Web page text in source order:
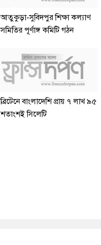
আতুকুড়া-সুবিদপুর শিক্ষা কল্যাণ
সমিতির পূর্ণাঙ্গ কমিটি গঠন
ব্রিটেনে বাংলাদেশি প্রায় ৭ লাখ ৯৫
শতাংশই সিলেটি